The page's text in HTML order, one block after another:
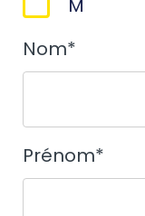
M
Nom*
Prénom*